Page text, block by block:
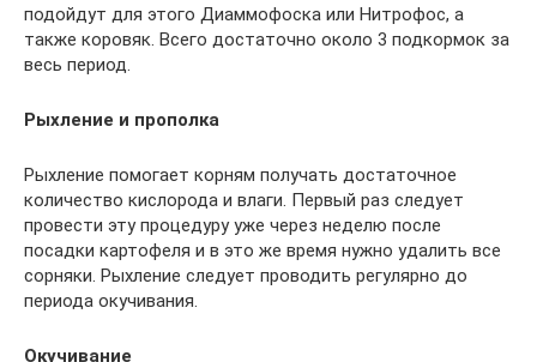
подойдут для этого Диаммофоска или Нитрофос, а
также коровяк. Всего достаточно около 3 подкормок за
весь период.
Рыхление и прополка
Рыхление помогает корням получать достаточное
количество кислорода и влаги. Первый раз следует
провести эту процедуру уже через неделю после
посадки картофеля и в это же время нужно удалить все
сорняки. Рыхление следует проводить регулярно до
периода окучивания.
Окучивание